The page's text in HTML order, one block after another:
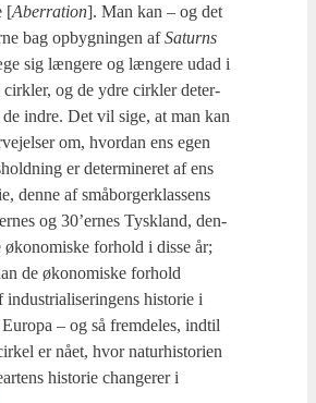
[Aber­ra­tion]. Man kan – og det
bag opbyg­nin­gen afSaturns
sig læn­ge­re og læn­ge­re udad i
cirk­ler, og de ydre cirk­ler deter­
indre. Det vil sige, at man kan
om, hvor­dan ens egen
er deter­mi­ne­ret af ens
den­ne af små­bor­ger­klas­sens
og 30’ernes Tys­kland, den­
øko­no­mi­ske for­hold i dis­se år;
de øko­no­mi­ske for­hold
indu­stri­a­li­se­rin­gens histo­rie i
– og så frem­de­les, ind­til
er nået, hvor natur­hi­sto­ri­en
histo­rie chan­ge­rer i